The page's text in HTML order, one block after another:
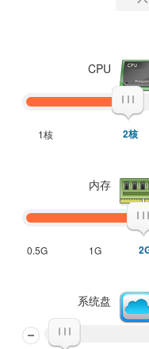
CPU
1核 2核
内存
0.5G 1G
系统盘